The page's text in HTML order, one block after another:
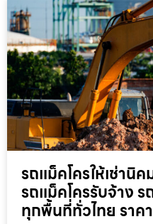
รถแม็คโครให้เช่านิ
รถแม็คโครรับจ้าง ร
ทุกพื้นที่ทั่วไทย ราค